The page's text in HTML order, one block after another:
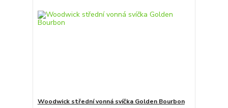
Woodwick střední vonná svíčka Golden Bourbon